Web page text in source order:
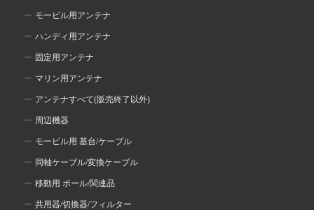
モービル用アンテナ
ハンディ用アンテナ
固定用アンテナ
マリン用アンテナ
アンテナすべて(販売終了以外)
周辺機器
モービル用 基台/ケーブル
同軸ケーブル/変換ケーブル
移動用 ポール/関連品
共用器/切換器/フィルター